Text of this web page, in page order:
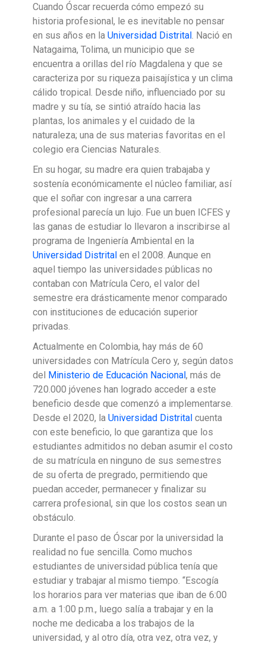
Cuando Óscar recuerda cómo empezó su
historia profesional, le es inevitable no pensar
en sus años en la Universidad Distrital . Nació en
Natagaima, Tolima, un municipio que se
encuentra a orillas del río Magdalena y que se
caracteriza por su riqueza paisajística y un clima
cálido tropical. Desde niño, influenciado por su
madre y su tía, se sintió atraído hacia las
plantas, los animales y el cuidado de la
naturaleza; una de sus materias favoritas en el
colegio era Ciencias Naturales.
En su hogar, su madre era quien trabajaba y
sostenía económicamente el núcleo familiar, así
que el soñar con ingresar a una carrera
profesional parecía un lujo. Fue un buen ICFES y
las ganas de estudiar lo llevaron a inscribirse al
programa de Ingeniería Ambiental en la
Universidad Distrital en el 2008. Aunque en
aquel tiempo las universidades públicas no
contaban con Matrícula Cero, el valor del
semestre era drásticamente menor comparado
con instituciones de educación superior
privadas.
Actualmente en Colombia, hay más de 60
universidades con Matrícula Cero y, según datos
del Ministerio de Educación Nacional, más de
720.000 jóvenes han logrado acceder a este
beneficio desde que comenzó a implementarse.
Desde el 2020, la Universidad Distrital cuenta
con este beneficio, lo que garantiza que los
estudiantes admitidos no deban asumir el costo
de su matrícula en ninguno de sus semestres
de su oferta de pregrado, permitiendo que
puedan acceder, permanecer y finalizar su
carrera profesional, sin que los costos sean un
obstáculo.
Durante el paso de Óscar por la universidad la
realidad no fue sencilla. Como muchos
estudiantes de universidad pública tenía que
estudiar y trabajar al mismo tiempo. “Escogía
los horarios para ver materias que iban de 6:00
a.m. a 1:00 p.m., luego salía a trabajar y en la
noche me dedicaba a los trabajos de la
universidad, y al otro día, otra vez, otra vez, y